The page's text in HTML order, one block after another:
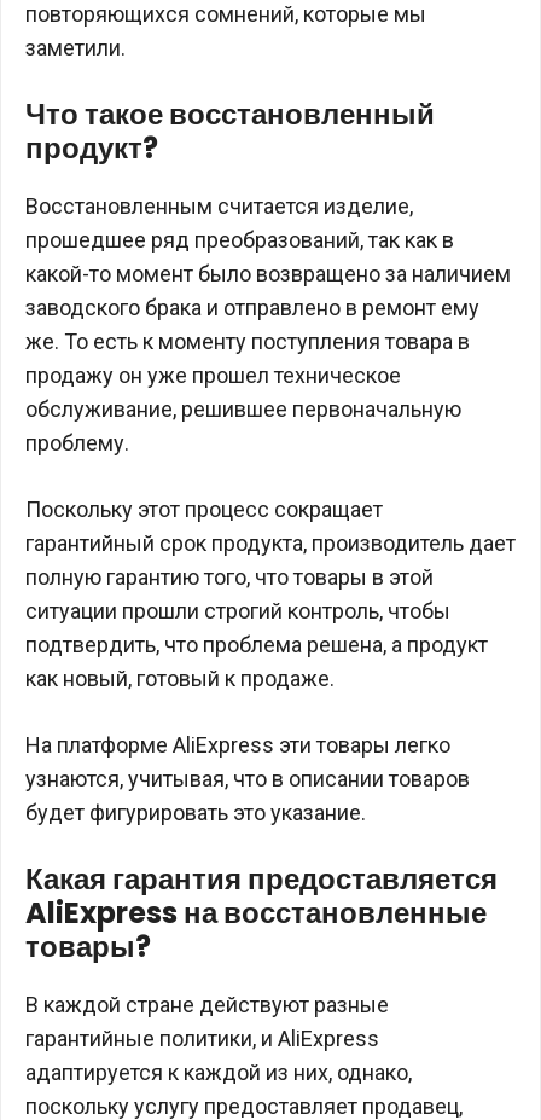
повторяющихся сомнений, которые мы
заметили.
Что такое восстановленный
продукт?
Восстановленным считается изделие,
прошедшее ряд преобразований, так как в
какой-то момент было возвращено за наличием
заводского брака и отправлено в ремонт ему
же. То есть к моменту поступления товара в
продажу он уже прошел техническое
обслуживание, решившее первоначальную
проблему.
Поскольку этот процесс сокращает
гарантийный срок продукта, производитель дает
полную гарантию того, что товары в этой
ситуации прошли строгий контроль, чтобы
подтвердить, что проблема решена, а продукт
как новый, готовый к продаже.
На платформе AliExpress эти товары легко
узнаются, учитывая, что в описании товаров
будет фигурировать это указание.
Какая гарантия предоставляется
AliExpress на восстановленные
товары?
В каждой стране действуют разные
гарантийные политики, и AliExpress
адаптируется к каждой из них, однако,
поскольку услугу предоставляет продавец,